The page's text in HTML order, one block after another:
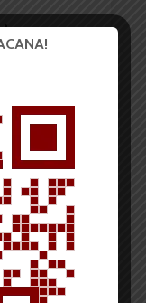
menit waktu baca